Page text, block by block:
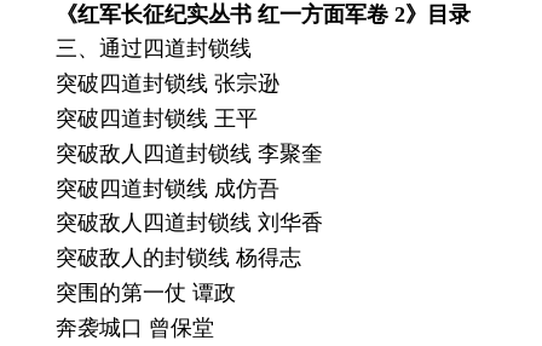
《红军长征纪实丛书 红一方面军卷 2》目录
三、通过四道封锁线
突破四道封锁线 张宗逊
突破四道封锁线 王平
突破敌人四道封锁线 李聚奎
突破四道封锁线 成仿吾
突破敌人四道封锁线 刘华香
突破敌人的封锁线 杨得志
突围的第一仗 谭政
奔袭城口 曾保堂